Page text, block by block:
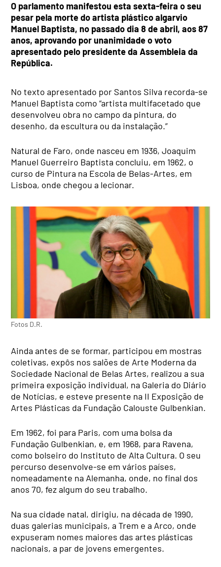
O parlamento manifestou esta sexta-feira o seu
pesar pela morte do artista plástico algarvio
Manuel Baptista, no passado dia 8 de abril, aos 87
anos, aprovando por unanimidade o voto
apresentado pelo presidente da Assembleia da
República.
No texto apresentado por Santos Silva recorda-se
Manuel Baptista como “artista multifacetado que
desenvolveu obra no campo da pintura, do
desenho, da escultura ou da instalação.”
Natural de Faro, onde nasceu em 1936, Joaquim
Manuel Guerreiro Baptista concluiu, em 1962, o
curso de Pintura na Escola de Belas-Artes, em
Lisboa, onde chegou a lecionar.
Fotos D.R.
Ainda antes de se formar, participou em mostras
coletivas, expôs nos salões de Arte Moderna da
Sociedade Nacional de Belas Artes, realizou a sua
primeira exposição individual, na Galeria do Diário
de Notícias, e esteve presente na II Exposição de
Artes Plásticas da Fundação Calouste Gulbenkian.
Em 1962, foi para Paris, com uma bolsa da
Fundação Gulbenkian, e, em 1968, para Ravena,
como bolseiro do Instituto de Alta Cultura. O seu
percurso desenvolve-se em vários países,
nomeadamente na Alemanha, onde, no final dos
anos 70, fez algum do seu trabalho.
Na sua cidade natal, dirigiu, na década de 1990,
duas galerias municipais, a Trem e a Arco, onde
expuseram nomes maiores das artes plásticas
nacionais, a par de jovens emergentes.